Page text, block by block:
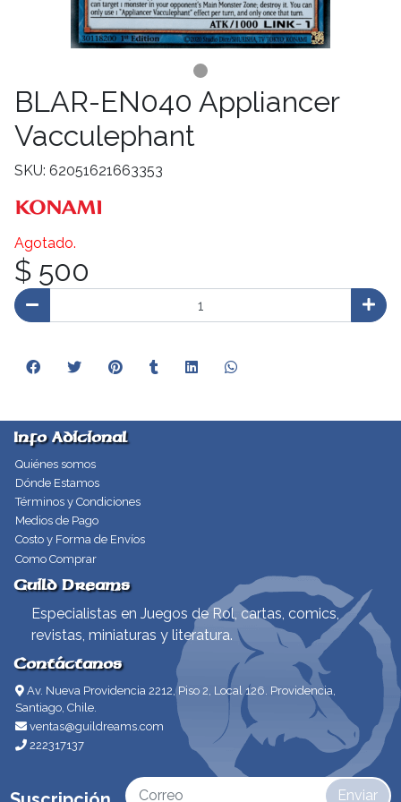
BLAR-EN040 Appliancer
Vacculephant
SKU: 62051621663353
Agotado.
$ 500
Info Adicional
Quiénes somos
Dónde Estamos
Términos y Condiciones
Medios de Pago
Costo y Forma de Envíos
Como Comprar
Guild Dreams
Especialistas en Juegos de Rol, cartas, comics,
revistas, miniaturas y literatura.
Contáctanos
Av. Nueva Providencia 2212, Piso 2, Local 126. Providencia,
Santiago, Chile.
ventas@guildreams.com
222317137
Enviar